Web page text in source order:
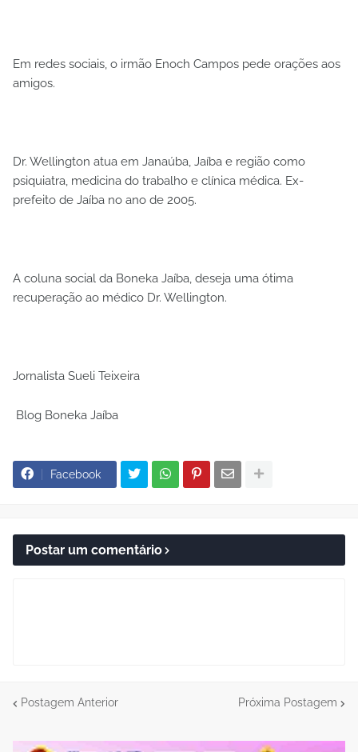
Em redes sociais, o irmão Enoch Campos pede orações aos
amigos.
Dr. Wellington atua em Janaúba, Jaíba e região como
psiquiatra, medicina do trabalho e clínica médica. Ex-
prefeito de Jaíba no ano de 2005.
A coluna social da Boneka Jaíba, deseja uma ótima
recuperação ao médico Dr. Wellington.
Jornalista Sueli Teixeira
Blog Boneka Jaíba
Facebook
Postar um comentário
Postagem Anterior Próxima Postagem